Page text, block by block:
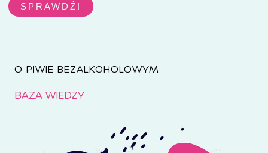
SPRAWDŹ!
O PIWIE BEZALKOHOLOWYM
BAZA WIEDZY